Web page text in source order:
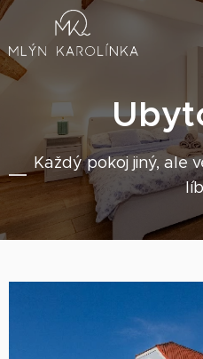
Každý pokoj jiný, ale